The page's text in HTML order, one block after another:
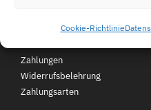
Cookie-Richtlinie
Zahlungen
Widerrufsbelehrung
Zahlungsarten
Unsere